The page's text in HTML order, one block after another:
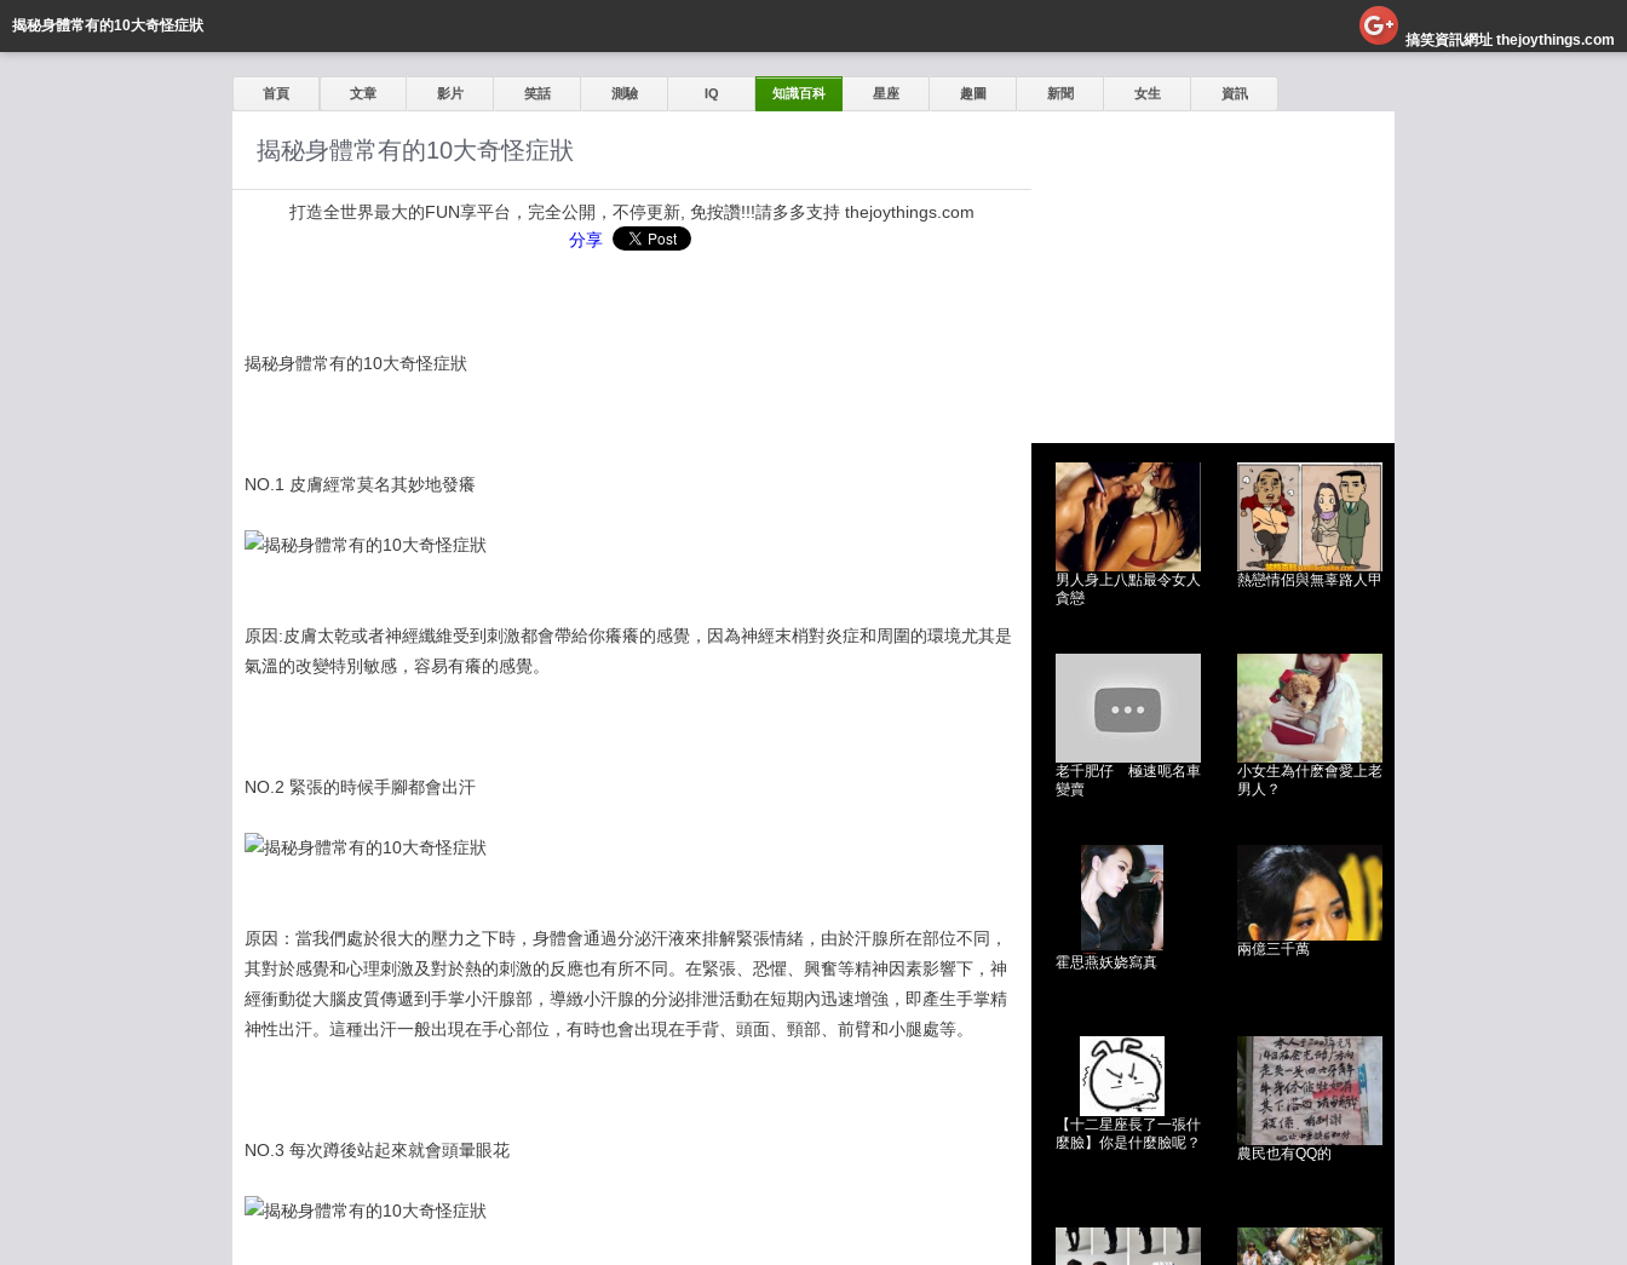
揭秘身體常有的10大奇怪症狀
搞笑資訊網址 thejoythings.com
首頁 文章 影片 笑話 測驗 IQ 知識百科 星座 趣圖 新聞 女生 資訊
男人身上八點最令女人
貪戀
熱戀情侶與無辜路人甲
老千肥仔 極速呃名車
變賣
小女生為什麽會愛上老
男人？
霍思燕妖娆寫真
兩億三千萬
【十二星座長了一張什
麼臉】你是什麼臉呢？
農民也有QQ的
揭秘身體常有的10大奇怪症狀
打造全世界最大的FUN享平台，完全公開，不停更新, 免按讚!!!請多多支持 thejoythings.com
分享
揭秘身體常有的10大奇怪症狀
NO.1 皮膚經常莫名其妙地發癢
原因:皮膚太乾或者神經纖維受到刺激都會帶給你癢癢的感覺，因為神經末梢對炎症和周圍的環境尤其是
氣溫的改變特別敏感，容易有癢的感覺。
NO.2 緊張的時候手腳都會出汗
原因：當我們處於很大的壓力之下時，身體會通過分泌汗液來排解緊張情緒，由於汗腺所在部位不同，
其對於感覺和心理刺激及對於熱的刺激的反應也有所不同。在緊張、恐懼、興奮等精神因素影響下，神
經衝動從大腦皮質傳遞到手掌小汗腺部，導緻小汗腺的分泌排泄活動在短期內迅速增強，即產生手掌精
神性出汗。這種出汗一般出現在手心部位，有時也會出現在手背、頭面、頸部、前臂和小腿處等。
NO.3 每次蹲後站起來就會頭暈眼花